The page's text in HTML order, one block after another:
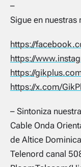
–
Sigue en nuestras
https://
https://
https://
https://x.com/
– Sintoniza
Cable Onda
de Altice
Telenord canal